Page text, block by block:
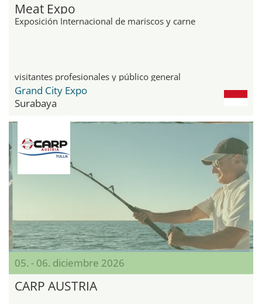
Meat Expo
Exposición Internacional de mariscos y carne
visitantes profesionales y público general
Grand City Expo
Surabaya
05. - 06. diciembre 2026
CARP AUSTRIA